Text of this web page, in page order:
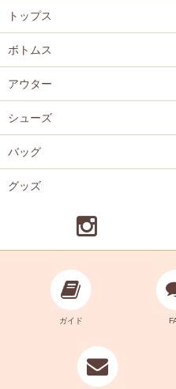
トップス
ボトムス
アウター
シューズ
バッグ
グッズ
ガイド